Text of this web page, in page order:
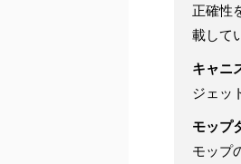
正確性
載して
キャニ
ジェッ
モップ
モップ